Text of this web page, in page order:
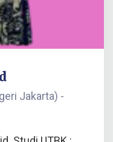
Jakarta) -